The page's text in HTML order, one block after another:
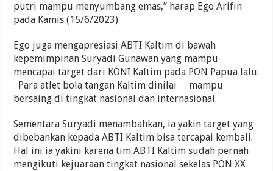
putri mampu menyumbang emas,” harap Ego Arifin
pada Kamis (15/6/2023).
Ego juga mengapresiasi ABTI Kaltim di bawah
kepemimpinan Suryadi Gunawan yang mampu
mencapai target dari KONI Kaltim pada PON Papua lalu.
Para atlet bola tangan Kaltim dinilai mampu
bersaing di tingkat nasional dan internasional.
Sementara Suryadi menambahkan, ia yakin target yang
dibebankan kepada ABTI Kaltim bisa tercapai kembali.
Hal ini ia yakini karena tim ABTI Kaltim sudah pernah
mengikuti kejuaraan tingkat nasional sekelas PON XX